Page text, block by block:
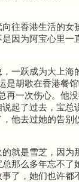
往香港生活的
因为阿宝心里
一跃成为大上海
是胡歌在香港餐
再一次伤心。他
起了过去，宝
他去过她的告别
就是雪芝，因
总那么多年忘不
了，她们也许